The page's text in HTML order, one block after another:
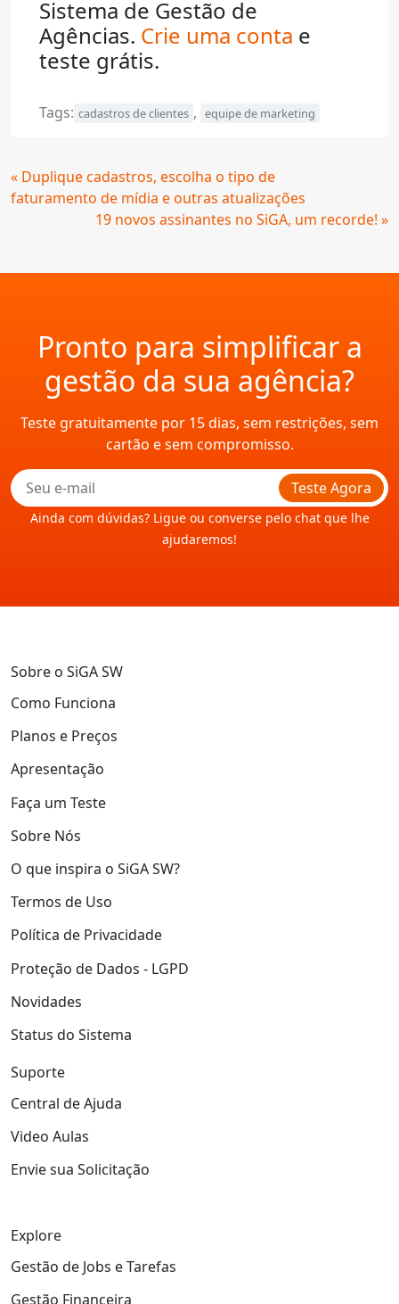
Sistema de Gestão de
Agências. Crie uma conta e
teste grátis.
Tags: cadastros de clientes , equipe de marketing
Continue
Lendo
« Duplique cadastros, escolha o tipo de
faturamento de mídia e outras atualizações
19 novos assinantes no SiGA, um recorde! »
Pronto para simplificar a
gestão da sua agência?
Teste gratuitamente por 15 dias, sem restrições, sem
cartão e sem compromisso.
Teste Agora
Ainda com dúvidas? Ligue ou converse pelo chat que lhe
ajudaremos!
Sobre o SiGA SW
Como Funciona
Planos e Preços
Apresentação
Faça um Teste
Sobre Nós
O que inspira o SiGA SW?
Termos de Uso
Política de Privacidade
Proteção de Dados - LGPD
Novidades
Status do Sistema
Suporte
Central de Ajuda
Video Aulas
Envie sua Solicitação
Explore
Gestão de Jobs e Tarefas
Gestão Financeira